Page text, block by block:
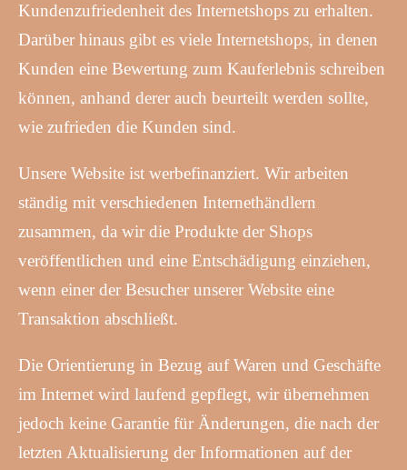
Kundenzufriedenheit des Internetshops zu erhalten.
Darüber hinaus gibt es viele Internetshops, in denen
Kunden eine Bewertung zum Kauferlebnis schreiben
können, anhand derer auch beurteilt werden sollte,
wie zufrieden die Kunden sind.
Unsere Website ist werbefinanziert. Wir arbeiten
ständig mit verschiedenen Internethändlern
zusammen, da wir die Produkte der Shops
veröffentlichen und eine Entschädigung einziehen,
wenn einer der Besucher unserer Website eine
Transaktion abschließt.
Die Orientierung in Bezug auf Waren und Geschäfte
im Internet wird laufend gepflegt, wir übernehmen
jedoch keine Garantie für Änderungen, die nach der
letzten Aktualisierung der Informationen auf der